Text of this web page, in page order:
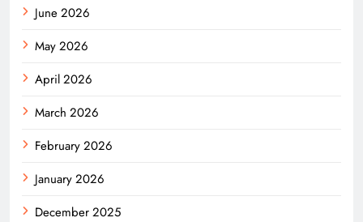
June 2026
May 2026
April 2026
March 2026
February 2026
January 2026
December 2025